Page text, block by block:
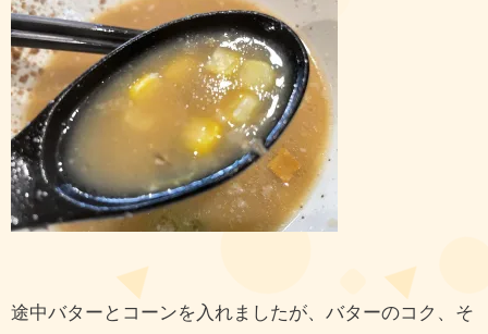
途中バターとコーンを入れましたが、バターのコク、そ